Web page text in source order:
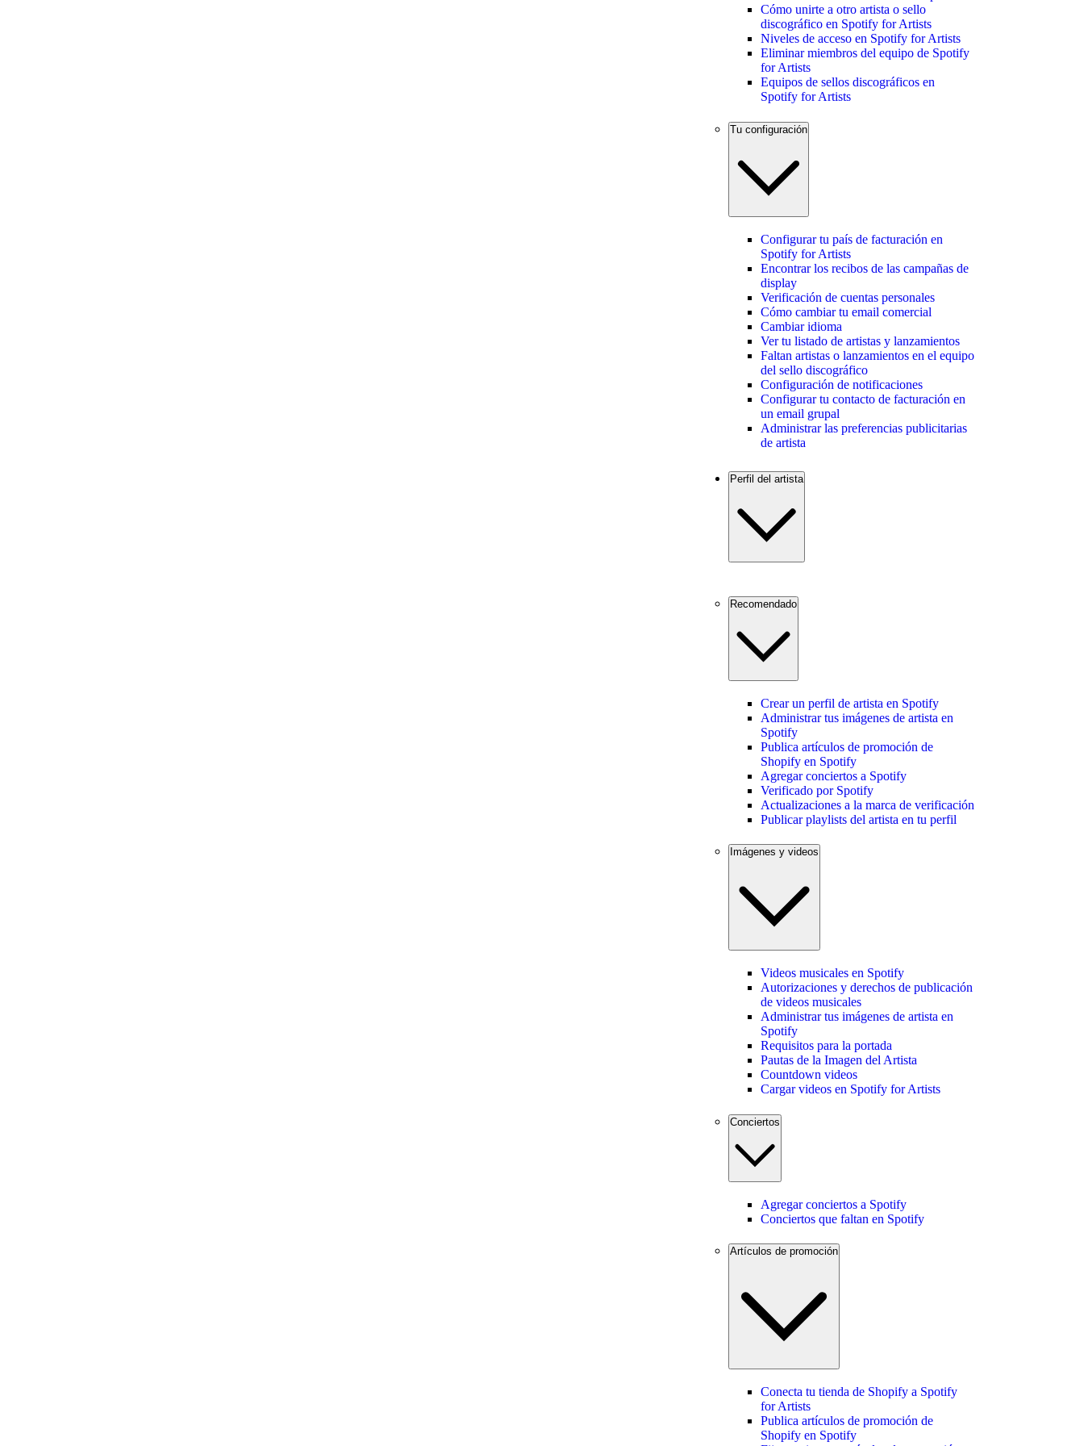
Cómo unirte a otro artista o sello
discográfico en Spotify for Artists
Niveles de acceso en Spotify for Artists
Eliminar miembros del equipo de Spotify
for Artists
Equipos de sellos discográficos en
Spotify for Artists
Tu configuración
Configurar tu país de facturación en
Spotify for Artists
Encontrar los recibos de las campañas de
display
Verificación de cuentas personales
Cómo cambiar tu email comercial
Cambiar idioma
Ver tu listado de artistas y lanzamientos
Faltan artistas o lanzamientos en el equipo
del sello discográfico
Configuración de notificaciones
Configurar tu contacto de facturación en
un email grupal
Administrar las preferencias publicitarias
de artista
Perfil del artista
Recomendado
Crear un perfil de artista en Spotify
Administrar tus imágenes de artista en
Spotify
Publica artículos de promoción de
Shopify en Spotify
Agregar conciertos a Spotify
Verificado por Spotify
Actualizaciones a la marca de verificación
Publicar playlists del artista en tu perfil
Imágenes y videos
Videos musicales en Spotify
Autorizaciones y derechos de publicación
de videos musicales
Administrar tus imágenes de artista en
Spotify
Requisitos para la portada
Pautas de la Imagen del Artista
Countdown videos
Cargar videos en Spotify for Artists
Conciertos
Agregar conciertos a Spotify
Conciertos que faltan en Spotify
Artículos de promoción
Conecta tu tienda de Shopify a Spotify
for Artists
Publica artículos de promoción de
Shopify en Spotify